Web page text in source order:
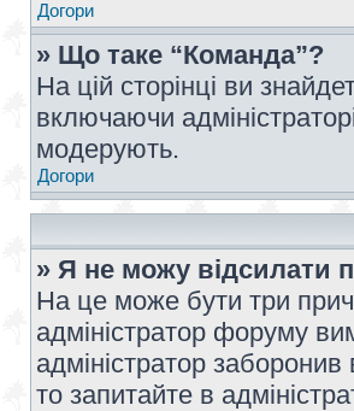
Догори
» Що таке “Команда”?
На цій сторінці ви
включаючи
модерують.
Догори
» Я не можу відсилати
На це може бути три
адміністратор форуму
адміністратор
то запитайте в